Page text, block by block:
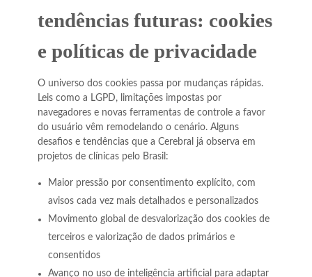
tendências futuras: cookies
e políticas de privacidade
O universo dos cookies passa por mudanças rápidas.
Leis como a LGPD, limitações impostas por
navegadores e novas ferramentas de controle a favor
do usuário vêm remodelando o cenário. Alguns
desafios e tendências que a Cerebral já observa em
projetos de clínicas pelo Brasil:
Maior pressão por consentimento explícito, com
avisos cada vez mais detalhados e personalizados
Movimento global de desvalorização dos cookies de
terceiros e valorização de dados primários e
consentidos
Avanço no uso de inteligência artificial para adaptar